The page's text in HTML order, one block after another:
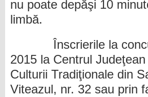
nu poate depăşi 10
limbă.
Înscrierile la concurs
2015 la Centrul
Culturii Tradiţionale din
Viteazul, nr. 32 sau prin